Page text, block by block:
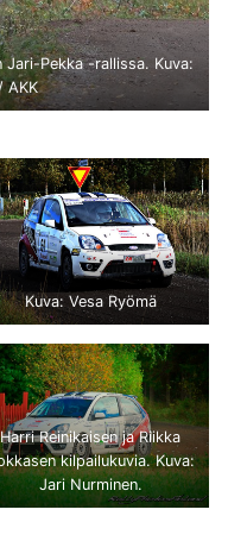
Jari-Pekka -rallissa. Kuva:
AKK
Kuva: Vesa Ryömä
Harri Reinikaisen ja Riikka
kilpailukuvia. Kuva:
Jari Nurminen.